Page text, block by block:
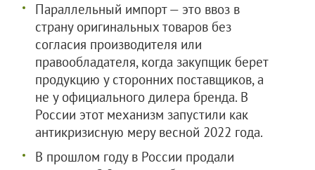
Параллельный импорт — это ввоз в
страну оригинальных товаров без
согласия производителя или
правообладателя, когда закупщик берет
продукцию у сторонних поставщиков, а
не у официального дилера бренда. В
России этот механизм запустили как
антикризисную меру весной 2022 года.
В прошлом году в России продали